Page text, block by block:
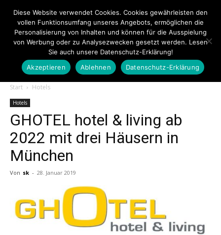
Touristiknews.de
und
Start Hotels
Hotels
GHOTEL hotel & living ab
2022 mit drei Häusern in
München
Von sk - 28. Januar 2019
Diese Website verwendet Cookies. Cookies gewährleisten den
vollen Funktionsumfang unseres Angebots, ermöglichen die
Personalisierung von Inhalten und können für die Ausspielung
von Werbung oder zu Analysezwecken gesetzt werden. Lesen
Sie auch unsere Datenschutz-Erklärung!
Akzeptieren
Ablehnen Datenschutz-Erklärung